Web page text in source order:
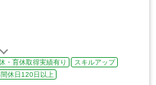
・育休取得実績有り
スキルアップ
休日120日以上